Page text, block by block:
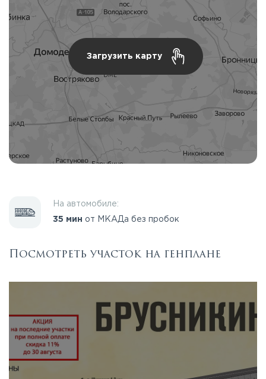
Загрузить карту
На автомобиле:
35 мин от МКАДа без пробок
Посмотреть участок на генплане